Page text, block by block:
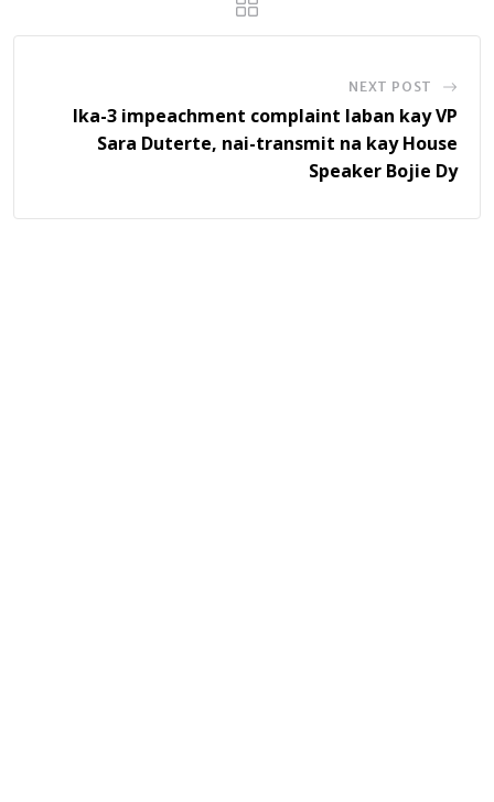
NEXT POST
Ika-3 impeachment complaint laban kay VP
Sara Duterte, nai-transmit na kay House
Speaker Bojie Dy